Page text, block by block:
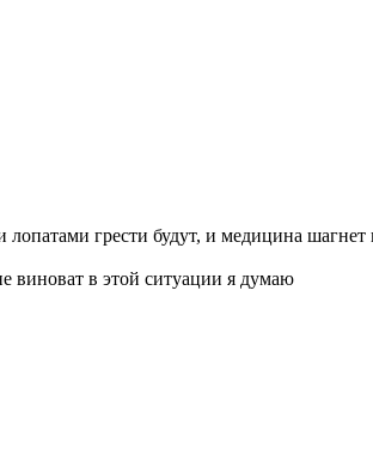
грести будут, и медицина шагнет
виноват в этой ситуации я думаю